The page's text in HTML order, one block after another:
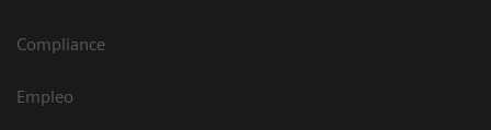
Compliance
Empleo